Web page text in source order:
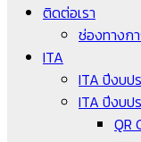
ติดต่อเรา
ช่องทางก
ITA
ITA ปีงบป
ITA ปีงบป
QR